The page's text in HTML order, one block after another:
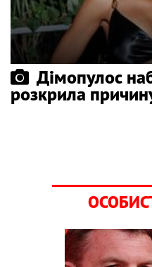
Дімопулос
розкрила